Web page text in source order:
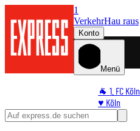
1
VerkehrHau raus
Konto
Menü
🐐 1. FC Köln
♥️ Köln
⭐ Promi